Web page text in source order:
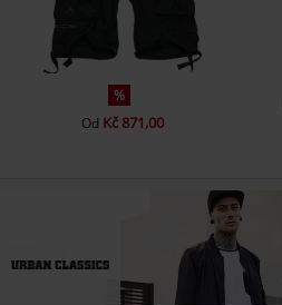
%
Od Kč 871,00